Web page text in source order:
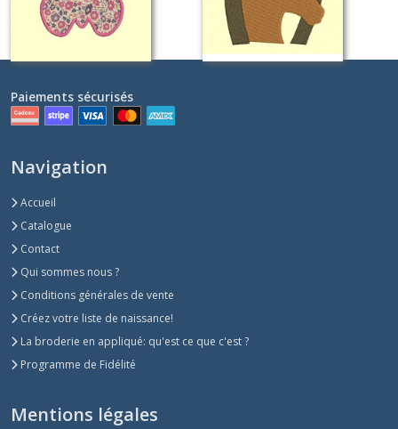
Paiements sécurisés
Navigation
Accueil
Catalogue
Contact
Qui sommes nous ?
Conditions générales de vente
Créez votre liste de naissance!
La broderie en appliqué: qu'est ce que c'est ?
Programme de Fidélité
Mentions légales